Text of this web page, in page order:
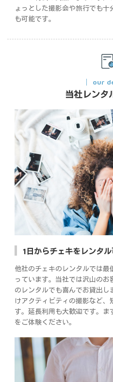
ょっとした撮影会や旅行でも
も可能です。
our
当社レンタ
1日からチェキをレンタ
他社のチェキのレンタルでは
っています。当社では沢山のお
のレンタルでも喜んでお貸出
けアクティビティの撮影など
す。延長利用も大歓迎です。ま
をご体験ください。